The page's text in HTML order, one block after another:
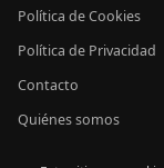
Política de Cookies
Política de Privacidad
Contacto
Quiénes somos